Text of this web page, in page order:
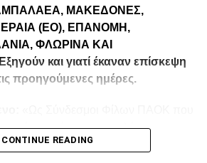
ΜΑΚΕΔΟΝΕΣ,
(ΕΟ), ΕΠΑΝΟΜΗ,
ΦΛΩΡΙΝΑ ΚΑΙ
και γιατί έκαναν επίσκεψη
προηγούμενες ημέρες.
με γνώμωνα το καλό του
αισθανόμαστε την ανάγκη να
CONTINUE READING